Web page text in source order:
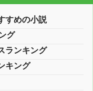
すめの小説
グ
ランキング
キング